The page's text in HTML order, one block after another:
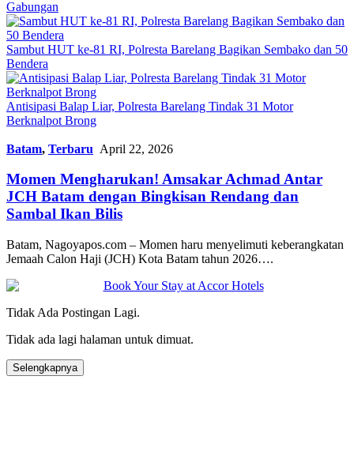
Gabungan
Sambut HUT ke-81 RI, Polresta Barelang Bagikan Sembako dan 50
Bendera
Antisipasi Balap Liar, Polresta Barelang Tindak 31 Motor
Berknalpot Brong
Batam, Terbaru April 22, 2026
Momen Mengharukan! Amsakar Achmad Antar
JCH Batam dengan Bingkisan Rendang dan
Sambal Ikan Bilis
Batam, Nagoyapos.com – Momen haru menyelimuti keberangkatan
Jemaah Calon Haji (JCH) Kota Batam tahun 2026….
Tidak Ada Postingan Lagi.
Tidak ada lagi halaman untuk dimuat.
Selengkapnya